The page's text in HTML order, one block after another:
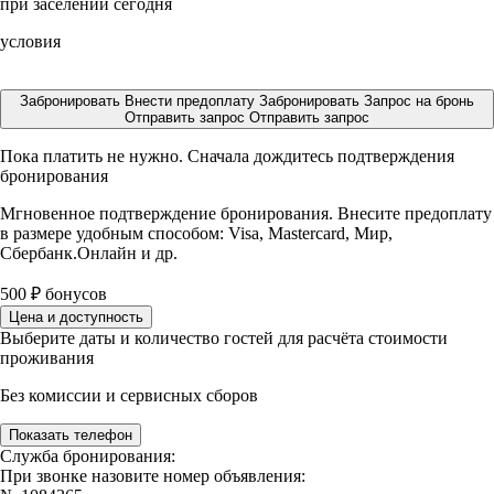
при заселении сегодня
условия
Забронировать Внести предоплату Забронировать Запрос на бронь
Отправить запрос Отправить запрос
Пока платить не нужно. Сначала дождитесь подтверждения
бронирования
Мгновенное подтверждение бронирования. Внесите предоплату
в размере удобным способом: Visa, Mastercard, Мир,
Сбербанк.Онлайн и др.
500 ₽ бонусов
Цена и доступность
Выберите даты и количество гостей для расчёта стоимости
проживания
Без комиссии и сервисных сборов
Показать телефон
Служба бронирования:
При звонке назовите номер объявления: